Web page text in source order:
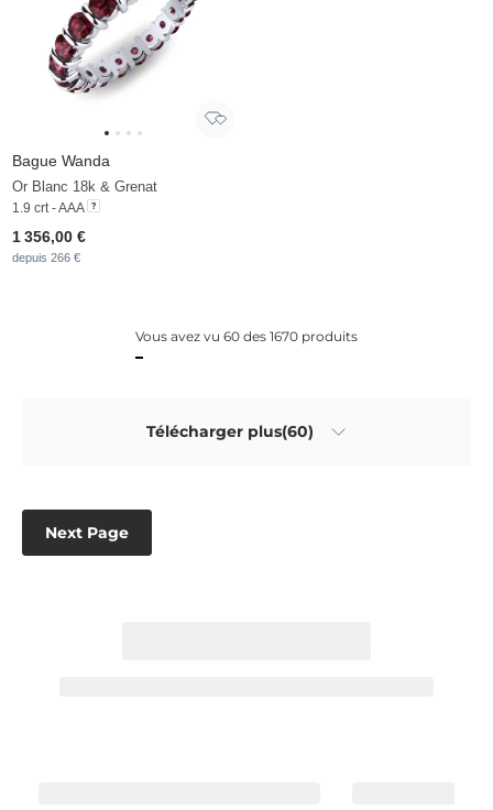
Bague Wanda
Or Blanc 18k & Grenat
1.9 crt - AAA
1 356,00 €
depuis 266 €
Vous avez vu 60 des 1670 produits
Télécharger plus(60)
Next Page